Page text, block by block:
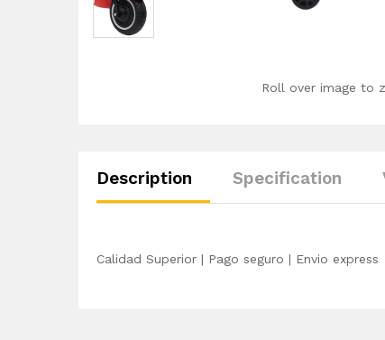
Roll over image to
Description Specification
Calidad Superior | Pago seguro | Envio express